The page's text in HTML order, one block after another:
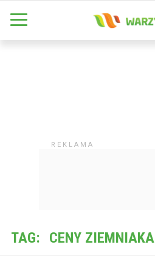
TAG: CENY ZIEMNIAKA